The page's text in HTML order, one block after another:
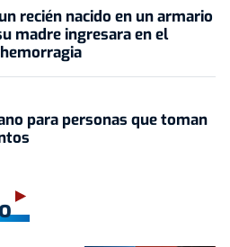
recién nacido en un armario
madre ingresara en el
para personas que toman